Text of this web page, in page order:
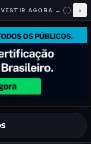
AGORA → i ×